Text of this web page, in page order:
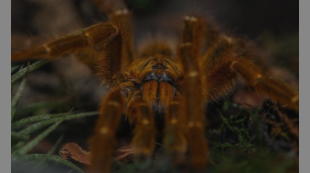
Guinnessovy knihy rekordů. Navzdory svému
názvu nežije pouze v jižní Africe, ale domovem
je mu valná část černého kontinentu a
vyskytuje se rovněž v oblastech […]